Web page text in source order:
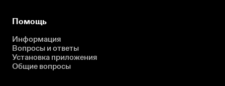
Помощь
Информация
Вопросы и ответы
Установка приложения
Общие вопросы